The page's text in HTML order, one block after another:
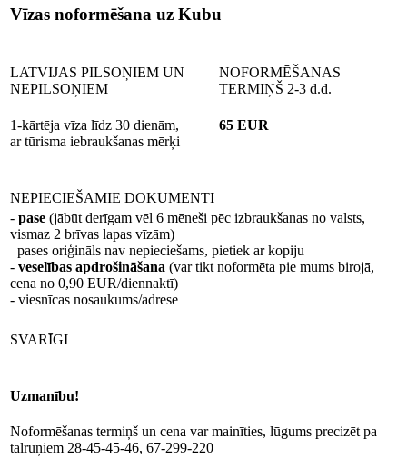
Vīzas noformēšana uz Kubu
LATVIJAS PILSOŅIEM UN
NEPILSOŅIEM
NOFORMĒŠANAS
TERMIŅŠ 2-3 d.d.
1-kārtēja vīza līdz 30 dienām,
ar tūrisma iebraukšanas mērķi
65 EUR
NEPIECIEŠAMIE DOKUMENTI
- pase (jābūt derīgam vēl 6 mēneši pēc izbraukšanas no valsts,
vismaz 2 brīvas lapas vīzām)
pases oriģināls nav nepieciešams, pietiek ar kopiju
- veselības apdrošināšana (var tikt noformēta pie mums birojā,
cena no 0,90 EUR/diennaktī)
- viesnīcas nosaukums/adrese
SVARĪGI
Uzmanību!
Noformēšanas termiņš un cena var mainīties, lūgums precizēt pa
tālruņiem 28-45-45-46, 67-299-220